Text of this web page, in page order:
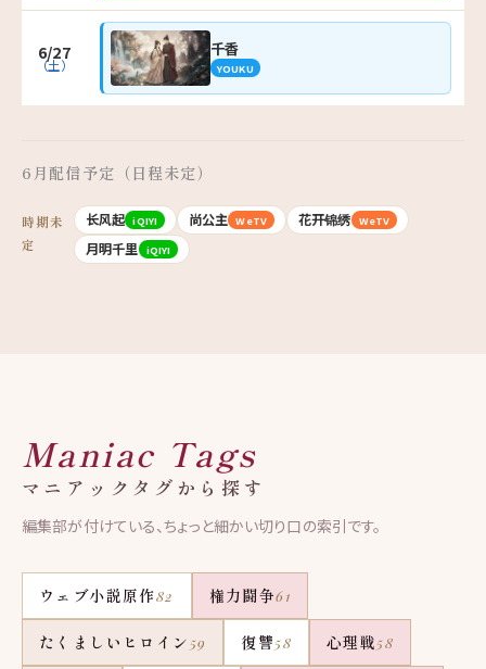
6/27
（土）
千香
YOUKU
6月配信予定（日程未定）
時期未
定
长风起 iQIYI 尚公主 WeTV 花开锦绣 WeTV
月明千里 iQIYI
Maniac Tags
マニアックタグから探す
編集部が付けている、ちょっと細かい切り口の索引です。
ウェブ小説原作82 権力闘争61
たくましいヒロイン 59 復讐58 心理戦58